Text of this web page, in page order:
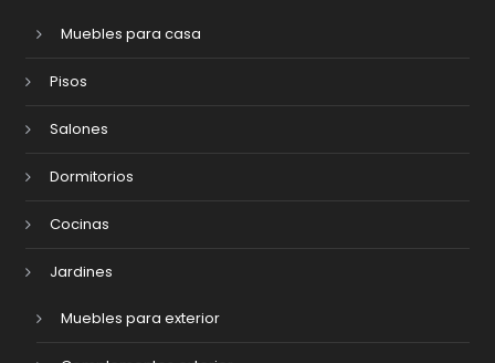
Muebles para casa
Pisos
Salones
Dormitorios
Cocinas
Jardines
Muebles para exterior